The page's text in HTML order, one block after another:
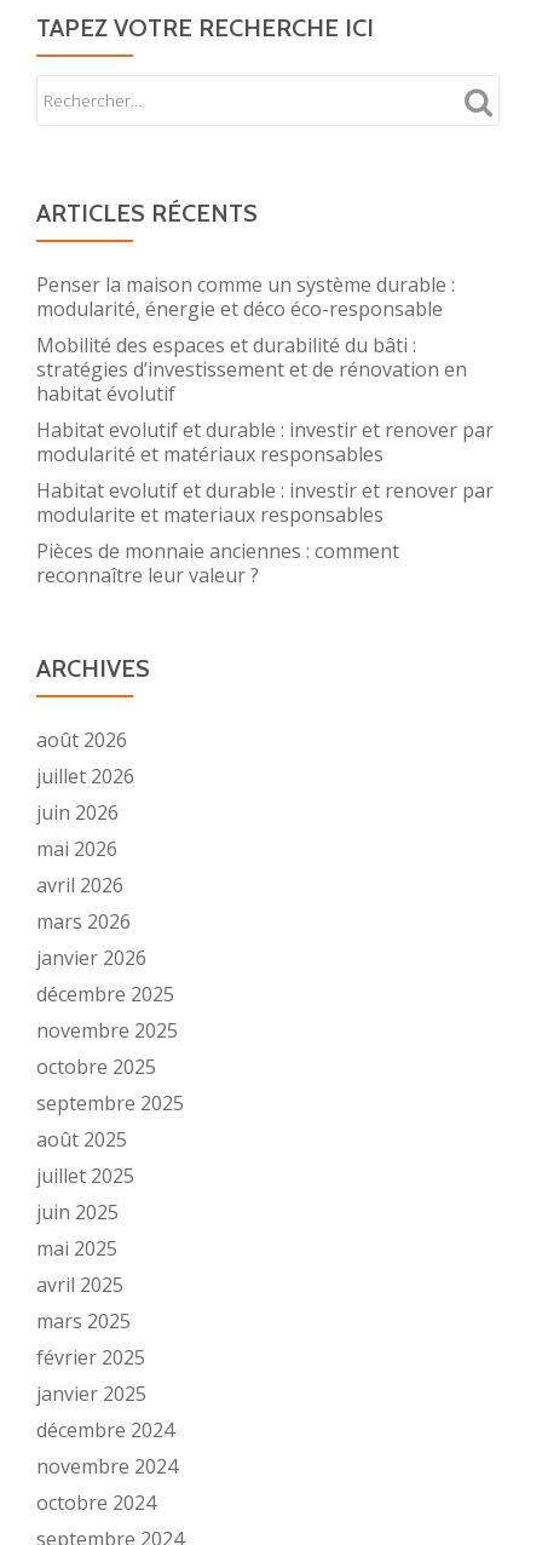
TAPEZ VOTRE RECHERCHE ICI
ARTICLES RÉCENTS
Penser la maison comme un système durable :
modularité, énergie et déco éco-responsable
Mobilité des espaces et durabilité du bâti :
stratégies d’investissement et de rénovation en
habitat évolutif
Habitat evolutif et durable : investir et renover par
modularité et matériaux responsables
Habitat evolutif et durable : investir et renover par
modularite et materiaux responsables
Pièces de monnaie anciennes : comment
reconnaître leur valeur ?
ARCHIVES
août 2026
juillet 2026
juin 2026
mai 2026
avril 2026
mars 2026
janvier 2026
décembre 2025
novembre 2025
octobre 2025
septembre 2025
août 2025
juillet 2025
juin 2025
mai 2025
avril 2025
mars 2025
février 2025
janvier 2025
décembre 2024
novembre 2024
octobre 2024
septembre 2024